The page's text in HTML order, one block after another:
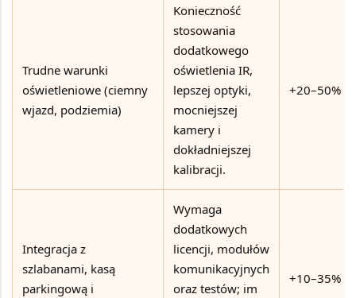
Trudne warunki
oświetleniowe (ciemny
wjazd, podziemia)
Konieczność
stosowania
dodatkowego
oświetlenia IR,
lepszej optyki,
mocniejszej
kamery i
dokładniejszej
kalibracji.
+20–50%
Integracja z
szlabanami, kasą
parkingową i
Wymaga
dodatkowych
licencji, modułów
komunikacyjnych
oraz testów; im
+10–35%